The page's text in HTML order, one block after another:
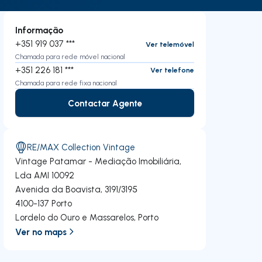
Informação
+351 919 037 ***
Ver telemóvel
Chamada para rede móvel nacional
+351 226 181 ***
Ver telefone
Chamada para rede fixa nacional
Contactar Agente
Contactar Agente
RE/MAX Collection Vintage
Vintage Patamar - Mediação Imobiliária,
Lda AMI 10092
Avenida da Boavista, 3191/3195
4100-137 Porto
Lordelo do Ouro e Massarelos,Porto
Ver no maps